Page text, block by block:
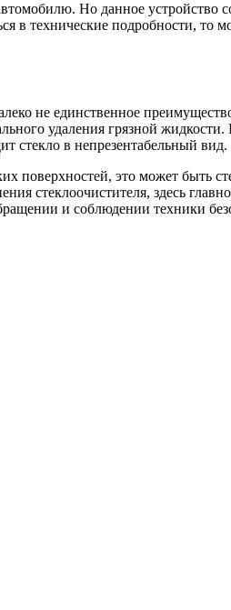
Но данное устройство
в технические подробности,
не единственное
удаления грязной
стекло в непрезентабельный вид.
поверхностей, это может быть
стеклоочистителя, здесь
и соблюдении техники